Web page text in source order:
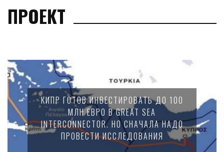
ПРОЕКТ
КИПР ГОТОВ ИНВЕСТИРОВАТЬ ДО 100
МЛН ЕВРО В GREAT SEA
INTERCONNECTOR. НО СНАЧАЛА НАДО
ПРОВЕСТИ ИССЛЕДОВАНИЯ